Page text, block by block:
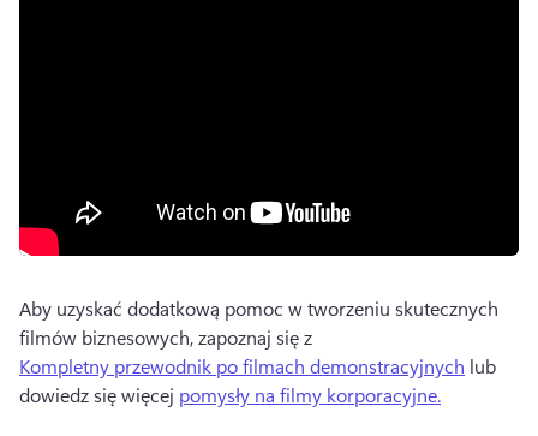
Aby uzyskać dodatkową pomoc w tworzeniu skutecznych
filmów biznesowych, zapoznaj się z
Kompletny przewodnik po filmach demonstracyjnych lub
dowiedz się więcej pomysły na filmy korporacyjne.